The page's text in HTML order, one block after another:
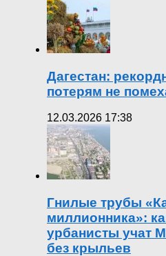
Дагестан:
потерям не
12.03.2026 17:38
Гнилые трубы
миллионника»:
урбанисты учат
без крыльев